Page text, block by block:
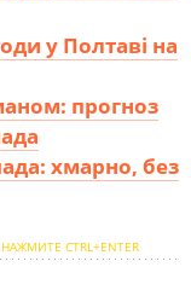
у Полтаві на
прогноз
хмарно, без
CTRL+ENTER